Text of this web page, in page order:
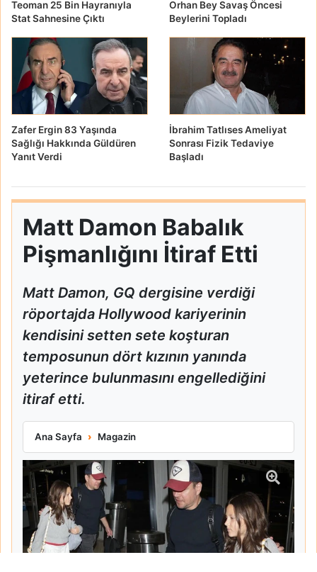
Teoman 25 Bin Hayranıyla
Stat Sahnesine Çıktı
Orhan Bey Savaş Öncesi
Beylerini Topladı
Zafer Ergin 83 Yaşında
Sağlığı Hakkında Güldüren
Yanıt Verdi
İbrahim Tatlıses Ameliyat
Sonrası Fizik Tedaviye
Başladı
Matt Damon Babalık
Pişmanlığını İtiraf Etti
Matt Damon, GQ dergisine verdiği
röportajda Hollywood kariyerinin
kendisini setten sete koşturan
temposunun dört kızının yanında
yeterince bulunmasını engellediğini
itiraf etti.
Ana Sayfa Magazin
Matt Damon Babalık Pişmanlığını İtiraf Etti